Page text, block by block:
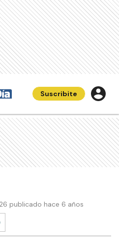
Suscribite
publicado hace 6 años